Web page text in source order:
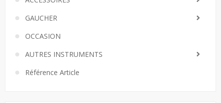
GAUCHER
OCCASION
AUTRES INSTRUMENTS
Référence Article